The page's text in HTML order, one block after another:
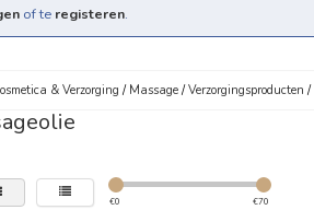
of te registeren.
& Verzorging / Massage/Verzorgingsproducten /
€0 €70